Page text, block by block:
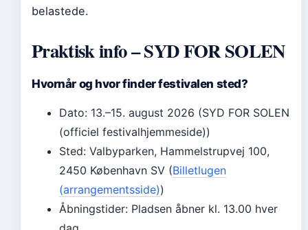
belastede.
Praktisk info – SYD FOR SOLEN
Hvornår og hvor finder festivalen sted?
Dato: 13.–15. august 2026 (SYD FOR SOLEN
(officiel festivalhjemmeside))
Sted: Valbyparken, Hammelstrupvej 100,
2450 København SV (Billetlugen
(arrangementsside))
Åbningstider: Pladsen åbner kl. 13.00 hver